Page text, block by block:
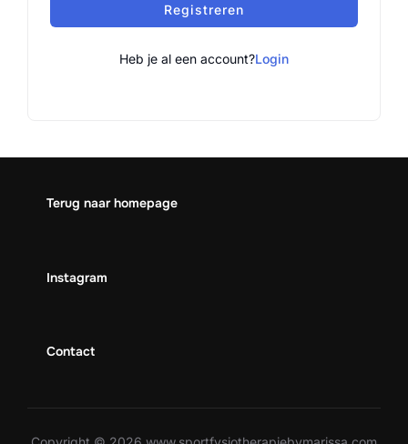
Registreren
Heb je al een account?Login
Terug naar homepage
Instagram
Contact